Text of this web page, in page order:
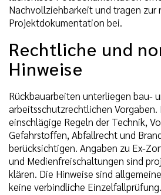
Nachvollziehbarkeit und tragen zur
Projektdokumentation bei.
Rechtliche und
Hinweise
Rückbauarbeiten unterliegen bau-
arbeitsschutzrechtlichen Vorgaben.
einschlägige Regeln der Technik,
Gefahrstoffen, Abfallrecht und
berücksichtigen. Angaben zu Ex-
und Medienfreischaltungen sind
klären. Die Hinweise sind
keine verbindliche